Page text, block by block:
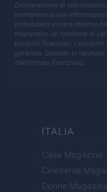
Dichiarazione di non
mantenere le sue
potrebbero essere diverse
finanziario, un fornitore di
prodotti finanziari, i prodotti
garanzia. Quando si
dell'istituto finanziario.
ITALIA
Casa Magazine
Cineverse
Donne Magazine